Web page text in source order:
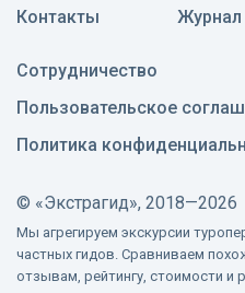
Контакты
Журнал
Сотрудничество
Пользовательское
Политика
© «Экстрагид», 2018—2026
Мы агрегируем экскурсии
частных гидов. Сравниваем
отзывам, рейтингу, стоимости и